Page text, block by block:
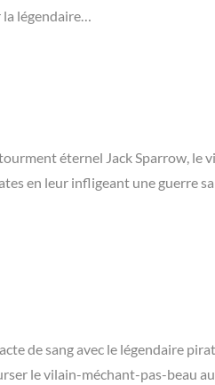
la légendaire…
éternel Jack Sparrow, le
en leur infligeant une guerre
de sang avec le légendaire
le vilain-méchant-pas-beau au